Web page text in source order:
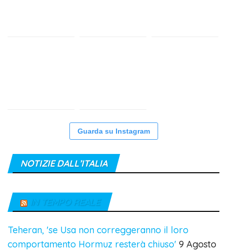
Guarda su Instagram
NOTIZIE DALL’ITALIA
IN TEMPO REALE
Teheran, 'se Usa non correggeranno il loro
comportamento Hormuz resterà chiuso' 9 Agosto